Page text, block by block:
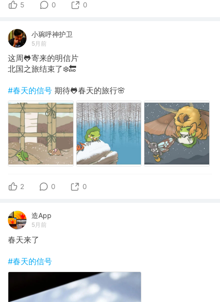
5 0 0
小琬呼神护卫
5月前
这周🐸寄来的明信片
北国之旅结束了❄️🔚
#春天的信号 期待🐸春天的旅行🌸
2 0 0
造App
5月前
春天来了
#春天的信号